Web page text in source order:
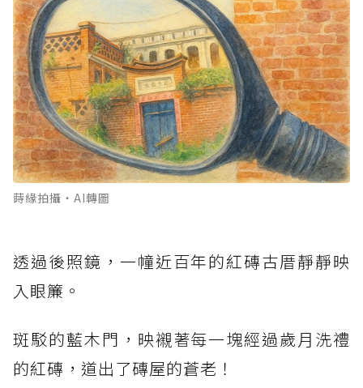
蒔緣拍攝‧AI轉圖
透過後照鏡，一幢近百年的紅磚古厝靜靜映
入眼簾。
斑駁的藍木門，映襯著每一塊經過歲月洗禮
的紅磚，道出了磚屋的蒼老！